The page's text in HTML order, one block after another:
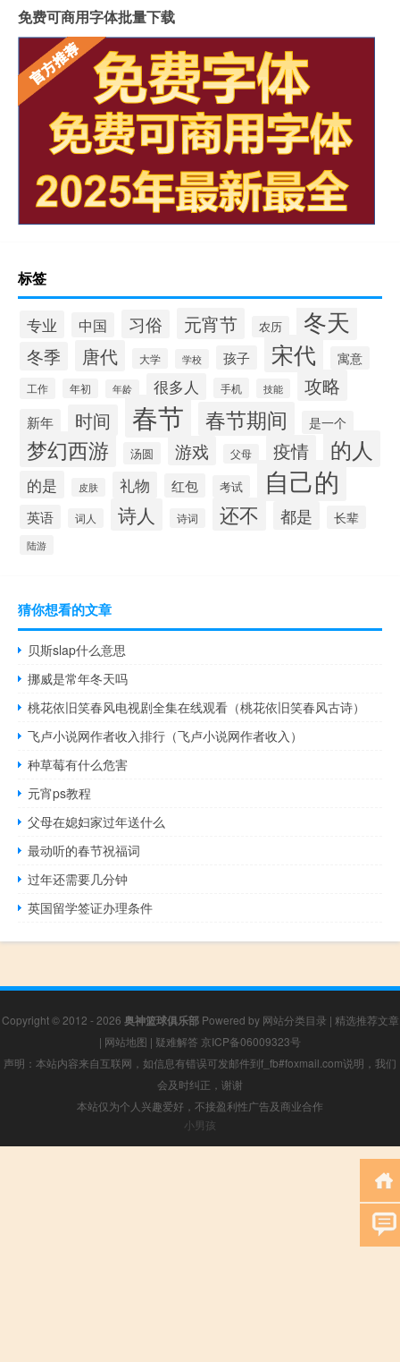
免费可商用字体批量下载
标签
专业 中国 习俗 元宵节 农历 冬天
冬季 唐代 大学 学校 孩子 宋代 寓意
工作 年初 年龄 很多人 手机 技能 攻略
新年 时间 春节 春节期间 是一个
梦幻西游 汤圆 游戏 父母 疫情 的人
的是 皮肤 礼物 红包 考试 自己的
英语 词人 诗人 诗词 还不 都是 长辈
陆游
猜你想看的文章
贝斯slap什么意思
挪威是常年冬天吗
桃花依旧笑春风电视剧全集在线观看（桃花依旧笑春风古诗）
飞卢小说网作者收入排行（飞卢小说网作者收入）
种草莓有什么危害
元宵ps教程
父母在媳妇家过年送什么
最动听的春节祝福词
过年还需要几分钟
英国留学签证办理条件
Copyright © 2012 - 2026 奥神篮球俱乐部Powered by 网站分类目录 | 精选推荐文章
| 网站地图 | 疑难解答 京ICP备06009323号
声明：本站内容来自互联网，如信息有错误可发邮件到f_fb#foxmail.com说明，我们
会及时纠正，谢谢
本站仅为个人兴趣爱好，不接盈利性广告及商业合作
小男孩